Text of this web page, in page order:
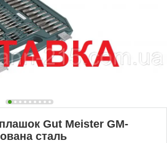
плашок Gut Meister GM-
сталь